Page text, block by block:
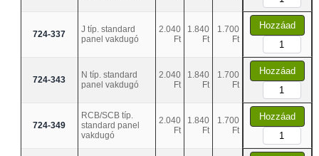
724-337
J típ. standard
panel vakdugó
2.040
Ft
1.840
Ft
1.700
Ft
Hozzáad
724-343
N típ. standard
panel vakdugó
2.040
Ft
1.840
Ft
1.700
Ft
Hozzáad
724-349
RCB/SCB típ.
standard panel
vakdugó
2.040
Ft
1.840
Ft
1.700
Ft
Hozzáad